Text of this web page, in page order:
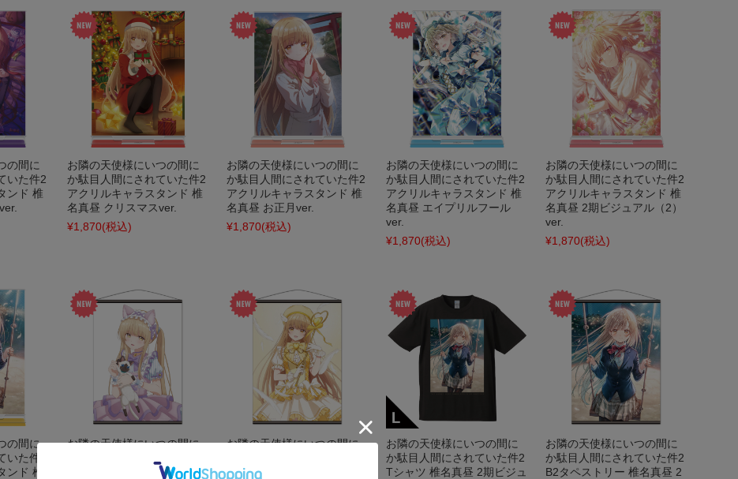
の間に
いた件2
ンド 椎
お隣の天使様にいつの間に
か駄目人間にされていた件2
アクリルキャラスタンド 椎
名真昼 クリスマスver.
¥1,870(税込)
お隣の天使様にいつの間に
か駄目人間にされていた件2
アクリルキャラスタンド 椎
名真昼 お正月ver.
¥1,870(税込)
お隣の天使様にいつの間に
か駄目人間にされていた件2
アクリルキャラスタンド 椎
名真昼 エイプリルフール
ver.
¥1,870(税込)
お隣の天使様にいつの間に
か駄目人間にされていた件2
アクリルキャラスタンド 椎
名真昼 2期ビジュアル（2）
ver.
¥1,870(税込)
の間に
いた件2
ンド 椎
お隣の天使様にいつの間に
B2タペストリー 椎名真昼 猫
お隣の天使様にいつの間に
B2タペストリー 椎名真昼 エ
お隣の天使様にいつの間に
か駄目人間にされていた件2
Tシャツ 椎名真昼 2期ビジュ
お隣の天使様にいつの間に
か駄目人間にされていた件2
B2タペストリー 椎名真昼 2